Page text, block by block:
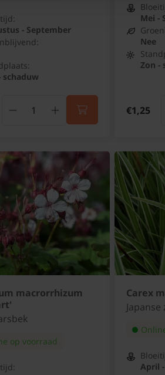
- September
schaduw
Mei -
Nee
Zon -
€1,25
macrorrhizum
op voorraad
Carex
Japanse
April